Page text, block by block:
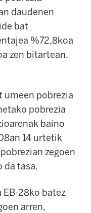
daudenen
bat
%72,8koa
zen bitartean.
umeen pobrezia
pobrezia
baino
14 urtetik
zegoen
da tasa.
EB-28ko batez
arren,